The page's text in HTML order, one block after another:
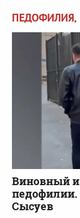
ПЕДОФИЛИЯ,
Виновный
педофилии.
Сысуев